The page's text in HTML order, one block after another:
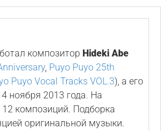
композитор Hideki Abe
, Puyo Puyo 25th
Puyo Vocal Tracks VOL.3), а его
ноября 2013 года. На
12 композиций. Подборка
оригинальной музыки.